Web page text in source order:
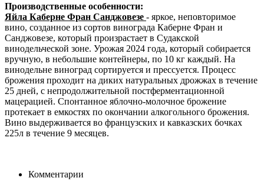
Производственные особенности:
Яйла Каберне Фран Санджовезе - яркое, неповторимое
вино, созданное из сортов винограда Каберне Фран и
Санджовезе, который произрастает в Судакской
винодельческой зоне. Урожая 2024 года, который собирается
вручную, в небольшие контейнеры, по 10 кг каждый. На
винодельне виноград сортируется и прессуется. Процесс
брожения проходит на диких натуральных дрожжах в течение
25 дней, с непродолжительной постферментационной
мацерацией. Спонтанное яблочно-молочное брожение
протекает в емкостях по окончании алкогольного брожения.
Вино выдерживается во французских и кавказских бочках
225л в течение 9 месяцев.
Комментарии